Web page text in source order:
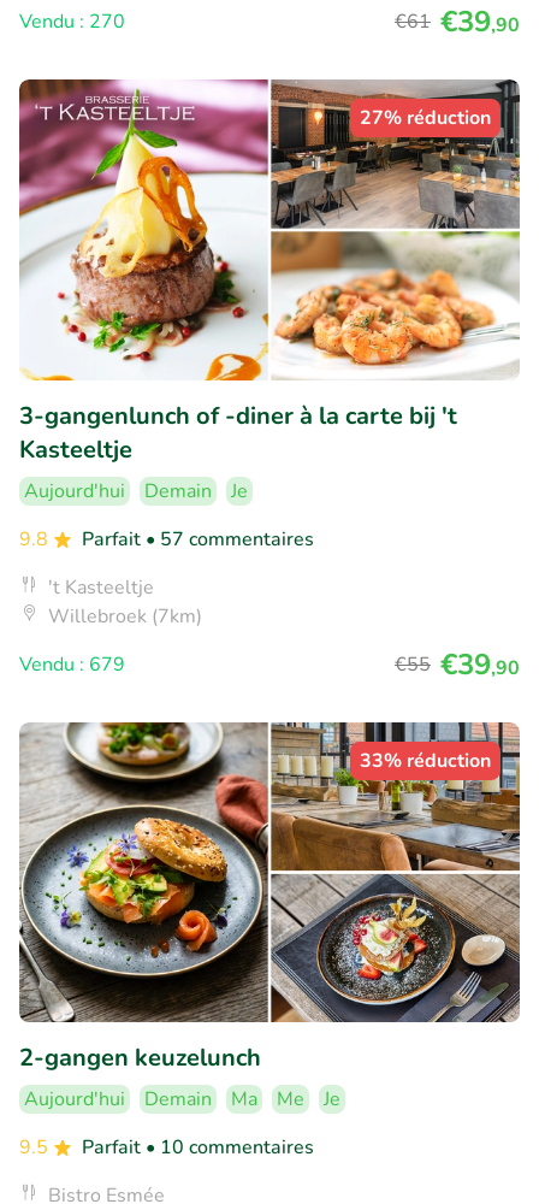
Vendu : 270
€61 €39,90
27% réduction
3-gangenlunch of -diner à la carte bij 't
Kasteeltje
Aujourd'hui Demain
Je
9.8
Parfait • 57 commentaires
't Kasteeltje
Willebroek (7km)
Vendu : 679
€55 €39,90
33% réduction
2-gangen keuzelunch
Aujourd'hui Demain Ma Me
Je
9.5
Parfait • 10 commentaires
Bistro Esmée